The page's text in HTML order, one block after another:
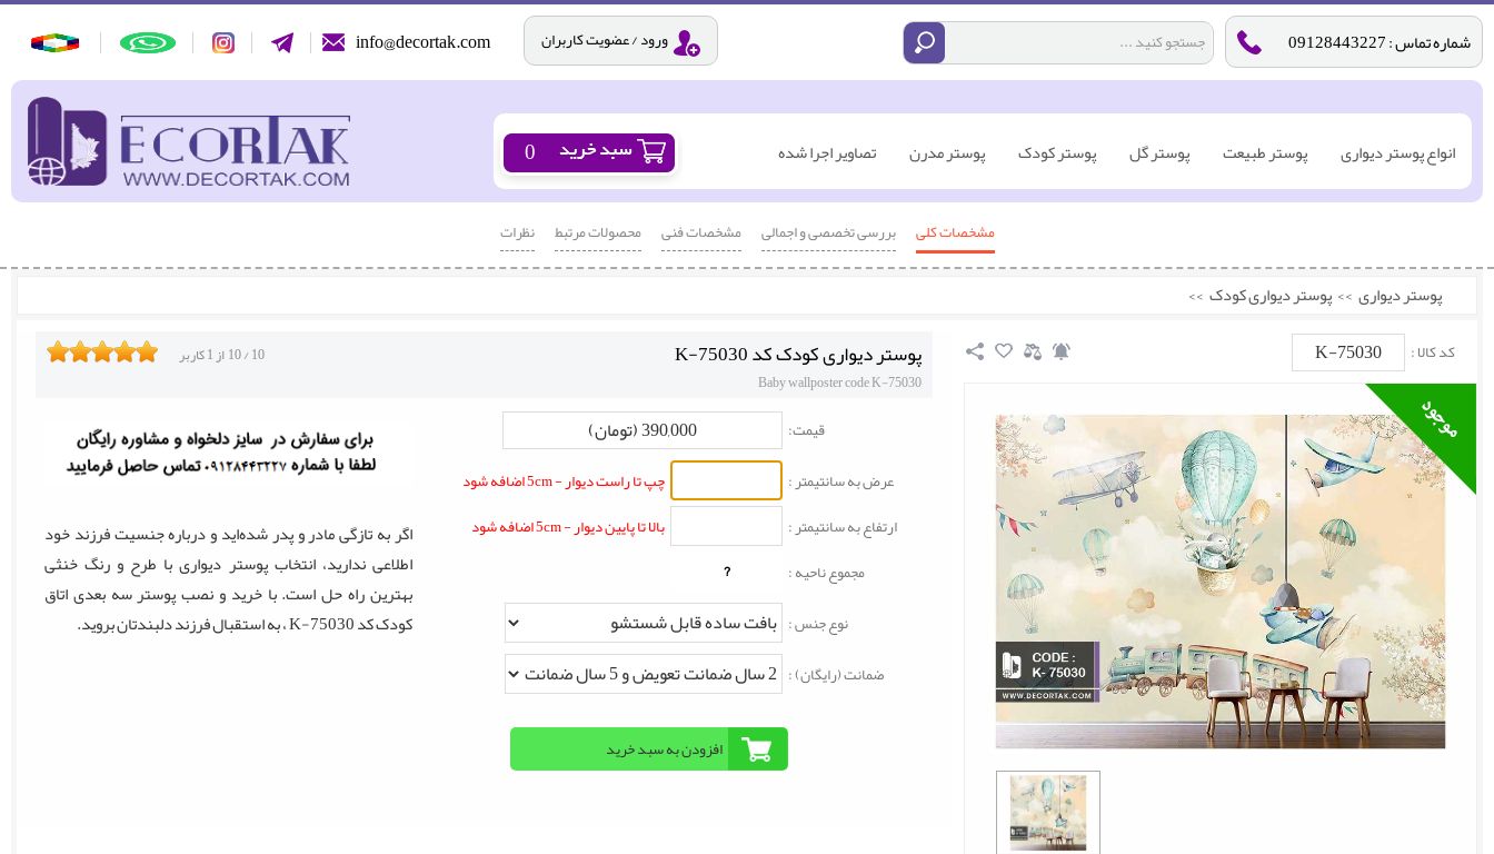
شماره تماس : 09128443227 info@decortak.com ورود / عضویت کاربران
انواع پوستر دیواری پوستر طبیعت پوستر گل پوستر کودک پوستر مدرن تصاویر اجرا شده 0
مشخصات کلی بررسی تخصصی و اجمالی مشخصات فنی محصولات مرتبط نظرات
پوستر دیواری >> پوستر دیواری کودک >>
کد کالا : K-75030 پوستر دیواری کودک کد K-75030 10/10 از1کاربر
Baby wallposter code K-75030
قیمت: 390,000 (تومان)
عرض به سانتیمتر :
چپ تا راست دیوار - 5cm اضافه شود
ارتفاع به سانتیمتر :
بالا تا پایین دیوار - 5cm اضافه شود
مجموع ناحیه :
?
نوع جنس :
ضمانت (رایگان) :
اگر به تازگی مادر و پدر شده‌اید و درباره جنسیت فرزند خود
اطلاعی ندارید، انتخاب پوستر دیواری با طرح و رنگ خنثی
بهترین راه حل است. با خرید و نصب پوستر سه بعدی اتاق
کودک کد K-75030 ، به استقبال فرزند دلبندتان بروید.